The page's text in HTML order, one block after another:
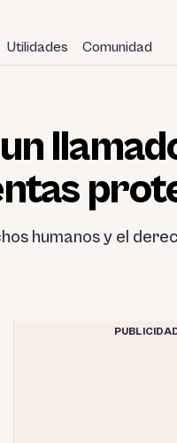
Utilidades Comunidad
humanos y el